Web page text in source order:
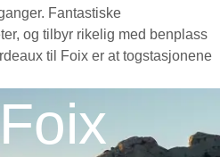
Fantastiske
og tilbyr rikelig med benplass
til Foix er at togstasjonene
Foix